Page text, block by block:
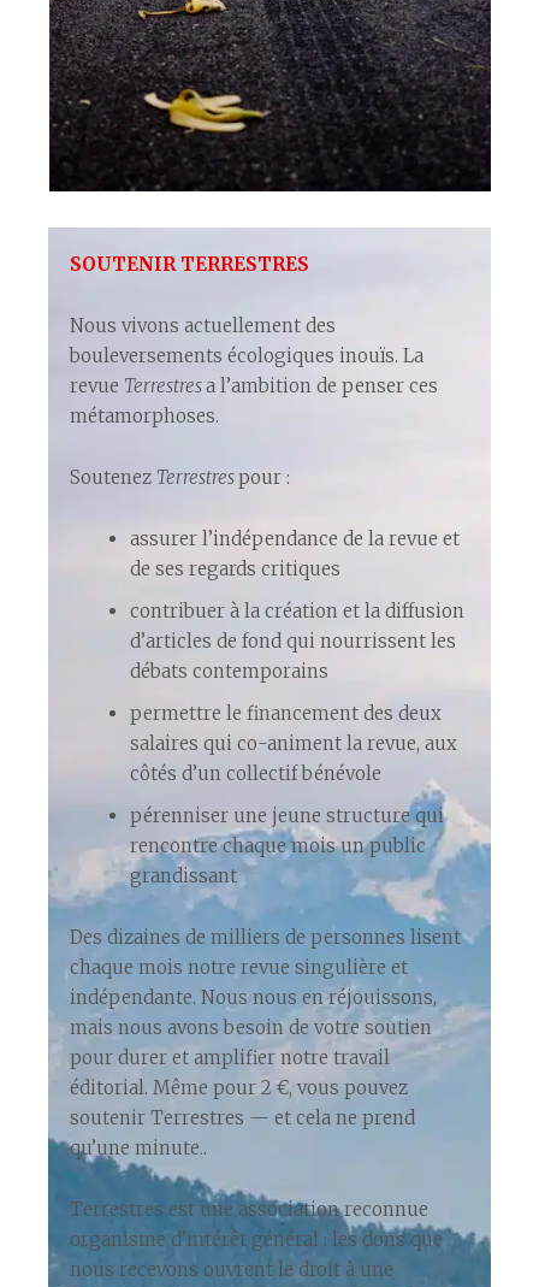
SOUTENIR TERRESTRES
Nous vivons actuellement des
bouleversements écologiques inouïs. La
revue Terrestresa l’ambition de penser ces
métamorphoses.
Soutenez Terrestrespour :
assurer l’indépendance de la revue et
de ses regards critiques
contribuer à la création et la diffusion
d’articles de fond qui nourrissent les
débats contemporains
permettre le financement des deux
salaires qui co-animent la revue, aux
côtés d’un collectif bénévole
pérenniser une jeune structure qui
rencontre chaque mois un public
grandissant
Des dizaines de milliers de personnes lisent
chaque mois notre revue singulière et
indépendante. Nous nous en réjouissons,
mais nous avons besoin de votre soutien
pour durer et amplifier notre travail
éditorial. Même pour 2 €, vous pouvez
soutenir Terrestres — et cela ne prend
qu’une minute..
Terrestres est une association reconnue
organisme d’intérêt général : les dons que
nous recevons ouvrent le droit à une